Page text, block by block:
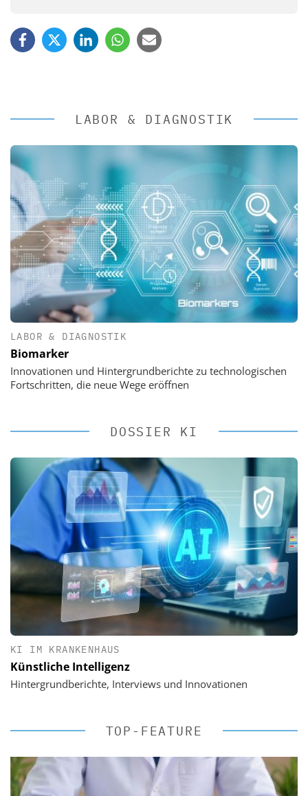
LABOR & DIAGNOSTIK
LABOR & DIAGNOSTIK
Biomarker
Innovationen und Hintergrundberichte zu technologischen
Fortschritten, die neue Wege eröffnen
DOSSIER KI
KI IM KRANKENHAUS
Künstliche Intelligenz
Hintergrundberichte, Interviews und Innovationen
TOP-FEATURE